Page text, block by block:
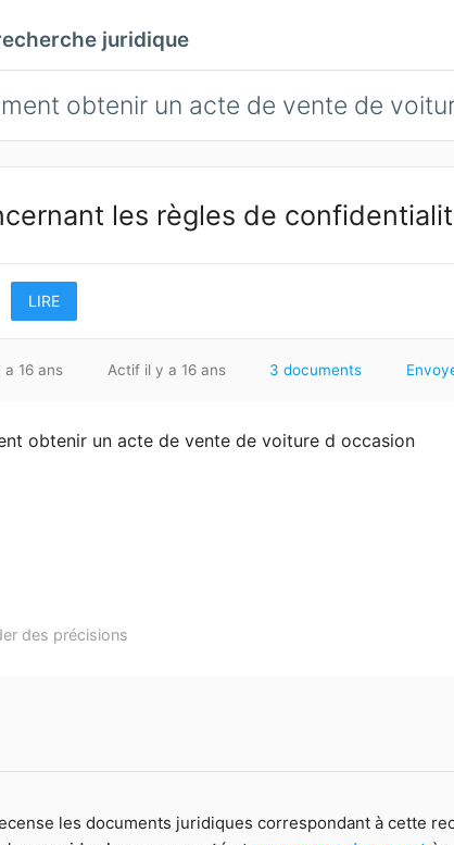
juridique
obtenir un acte de vente de
les règles de
LIRE
16 ans Actif il y a 16 ans 3 documents
obtenir un acte de vente de voiture d occasion
des précisions
les documents juridiques correspondant à cette